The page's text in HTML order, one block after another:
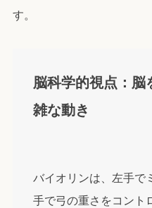
す。
脳科学的視点：脳
雑な動き
バイオリンは、左手で
手で弓の重さをコント